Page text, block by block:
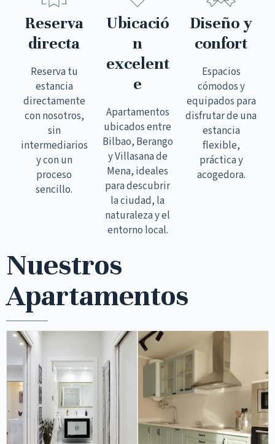
Reserva
directa
Reserva tu
estancia
directamente
con nosotros,
sin
intermediarios
y con un
proceso
sencillo.
Ubicació
n
excelent
e
Apartamentos
ubicados entre
Bilbao, Berango
y Villasana de
Mena, ideales
para descubrir
la ciudad, la
naturaleza y el
entorno local.
Diseño y
confort
Espacios
cómodos y
equipados para
disfrutar de una
estancia
flexible,
práctica y
acogedora.
Nuestros
Apartamentos